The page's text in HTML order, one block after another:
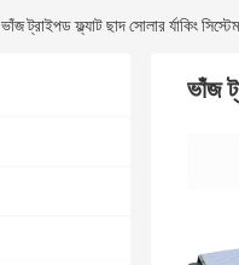
ভাঁজ ট্রাইপড ফ্ল্যাট ছাদ সোলার র্যাকিং
ভাঁজ